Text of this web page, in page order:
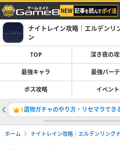
ナイトレイン攻略｜エルデンリ
ン
TOP 深き夜の
最強キャラ 最強パー
ボス攻略 イベント
1遺物ガチャのやり方・リセマラでき
ホーム ナイトレイン攻略｜エルデンリング